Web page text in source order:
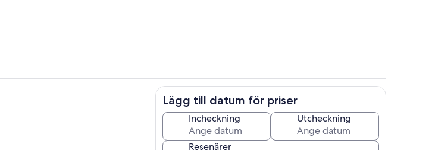
Lägg till datum för priser
Incheckning Utcheckning
Resenärer